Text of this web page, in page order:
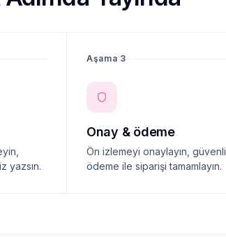
yazsın.
Aşama 3
Onay & ödeme
Ön izlemeyi onaylayın, güvenli
ödeme ile siparişi tamamlayın.